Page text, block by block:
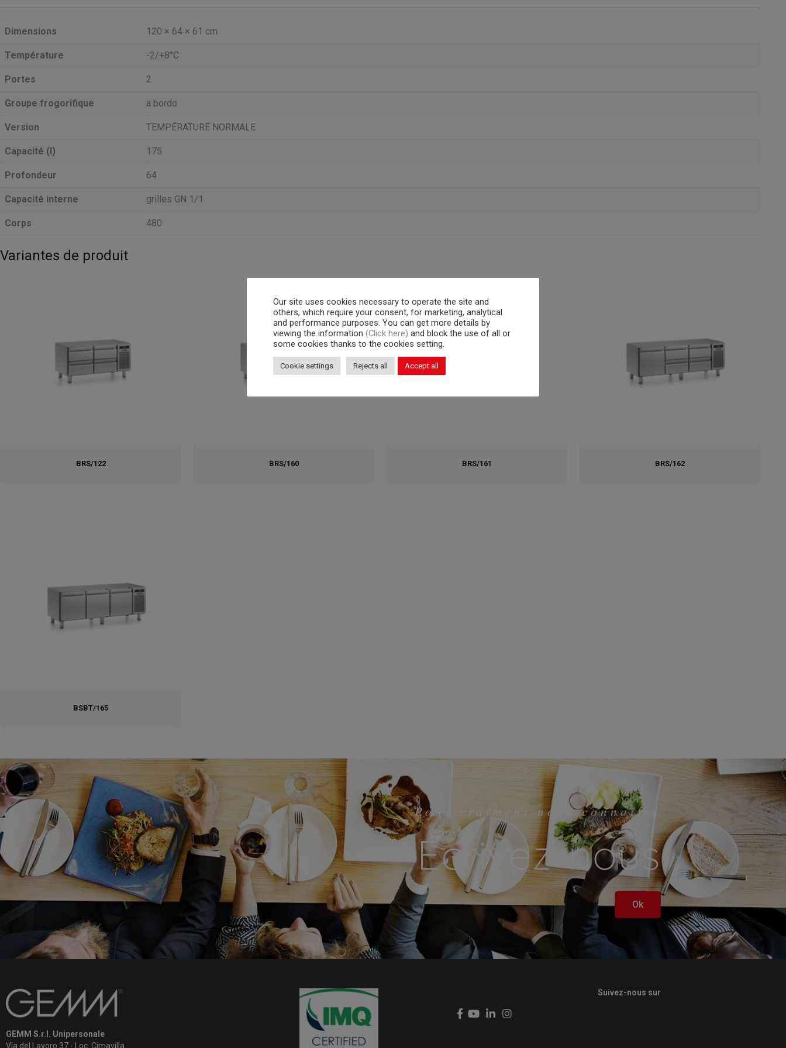
Dimensions 120 × 64 × 61 cm
Température -2/+8°C
Portes 2
Groupe frogorifique a bordo
Version TEMPÉRATURE NORMALE
Capacité (l) 175
Profondeur 64
Capacité interne grilles GN 1/1
Corps 480
Variantes de produit
BRS/122 BRS/160 BRS/161 BRS/162
BSBT/165
Pour vraiment nous connaitre
Écrivez-nous
Ok
GEMM S.r.l. Unipersonale
Via del Lavoro 37 - Loc. Cimavilla
Suivez-nous sur
Our site uses cookies necessary to operate the site and
others, which require your consent, for marketing, analytical
and performance purposes. You can get more details by
viewing the information (Click here) and block the use of all or
some cookies thanks to the cookies setting.
Cookie settings Rejects all Accept all